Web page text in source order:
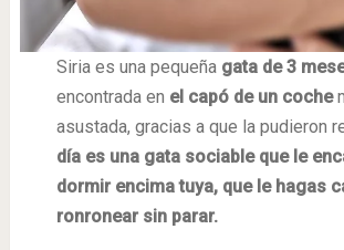
Siria es una pequeña gata de 3
encontrada en el capó de un coche
asustada, gracias a que la pudieron
día es una gata sociable que le
dormir encima tuya, que le hagas
ronronear sin parar.